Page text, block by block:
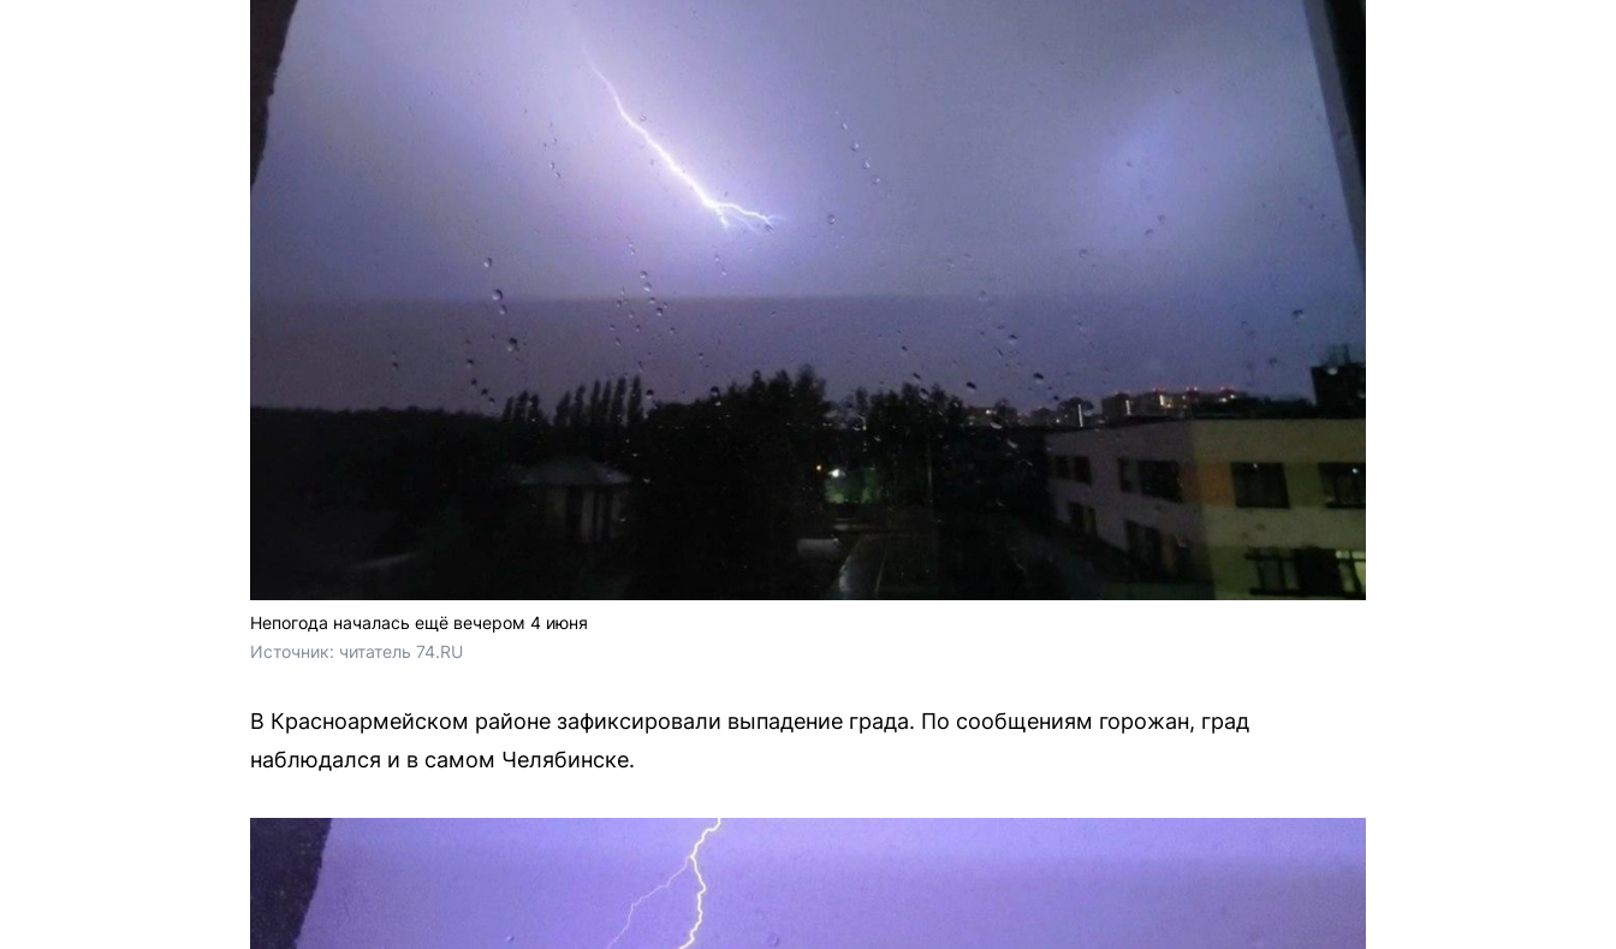
Непогода началась ещё вечером 4 июня
Источник: читатель 74.RU
В Красноармейском районе зафиксировали выпадение града. По сообщениям горожан, град
наблюдался и в самом Челябинске.